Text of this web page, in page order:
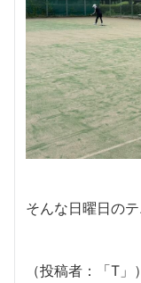
そんな日曜日の
（投稿者：「T」）